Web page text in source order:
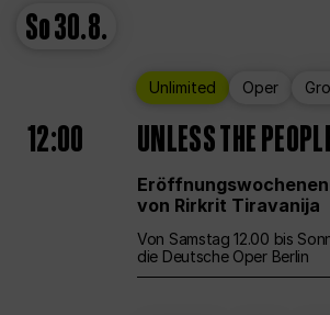
So30.8.
Unlimited Oper
12:00 UNLESS THE
von Rirkrit Tiravanija
Von Samstag 12.00 bis
die Deutsche Oper Berlin